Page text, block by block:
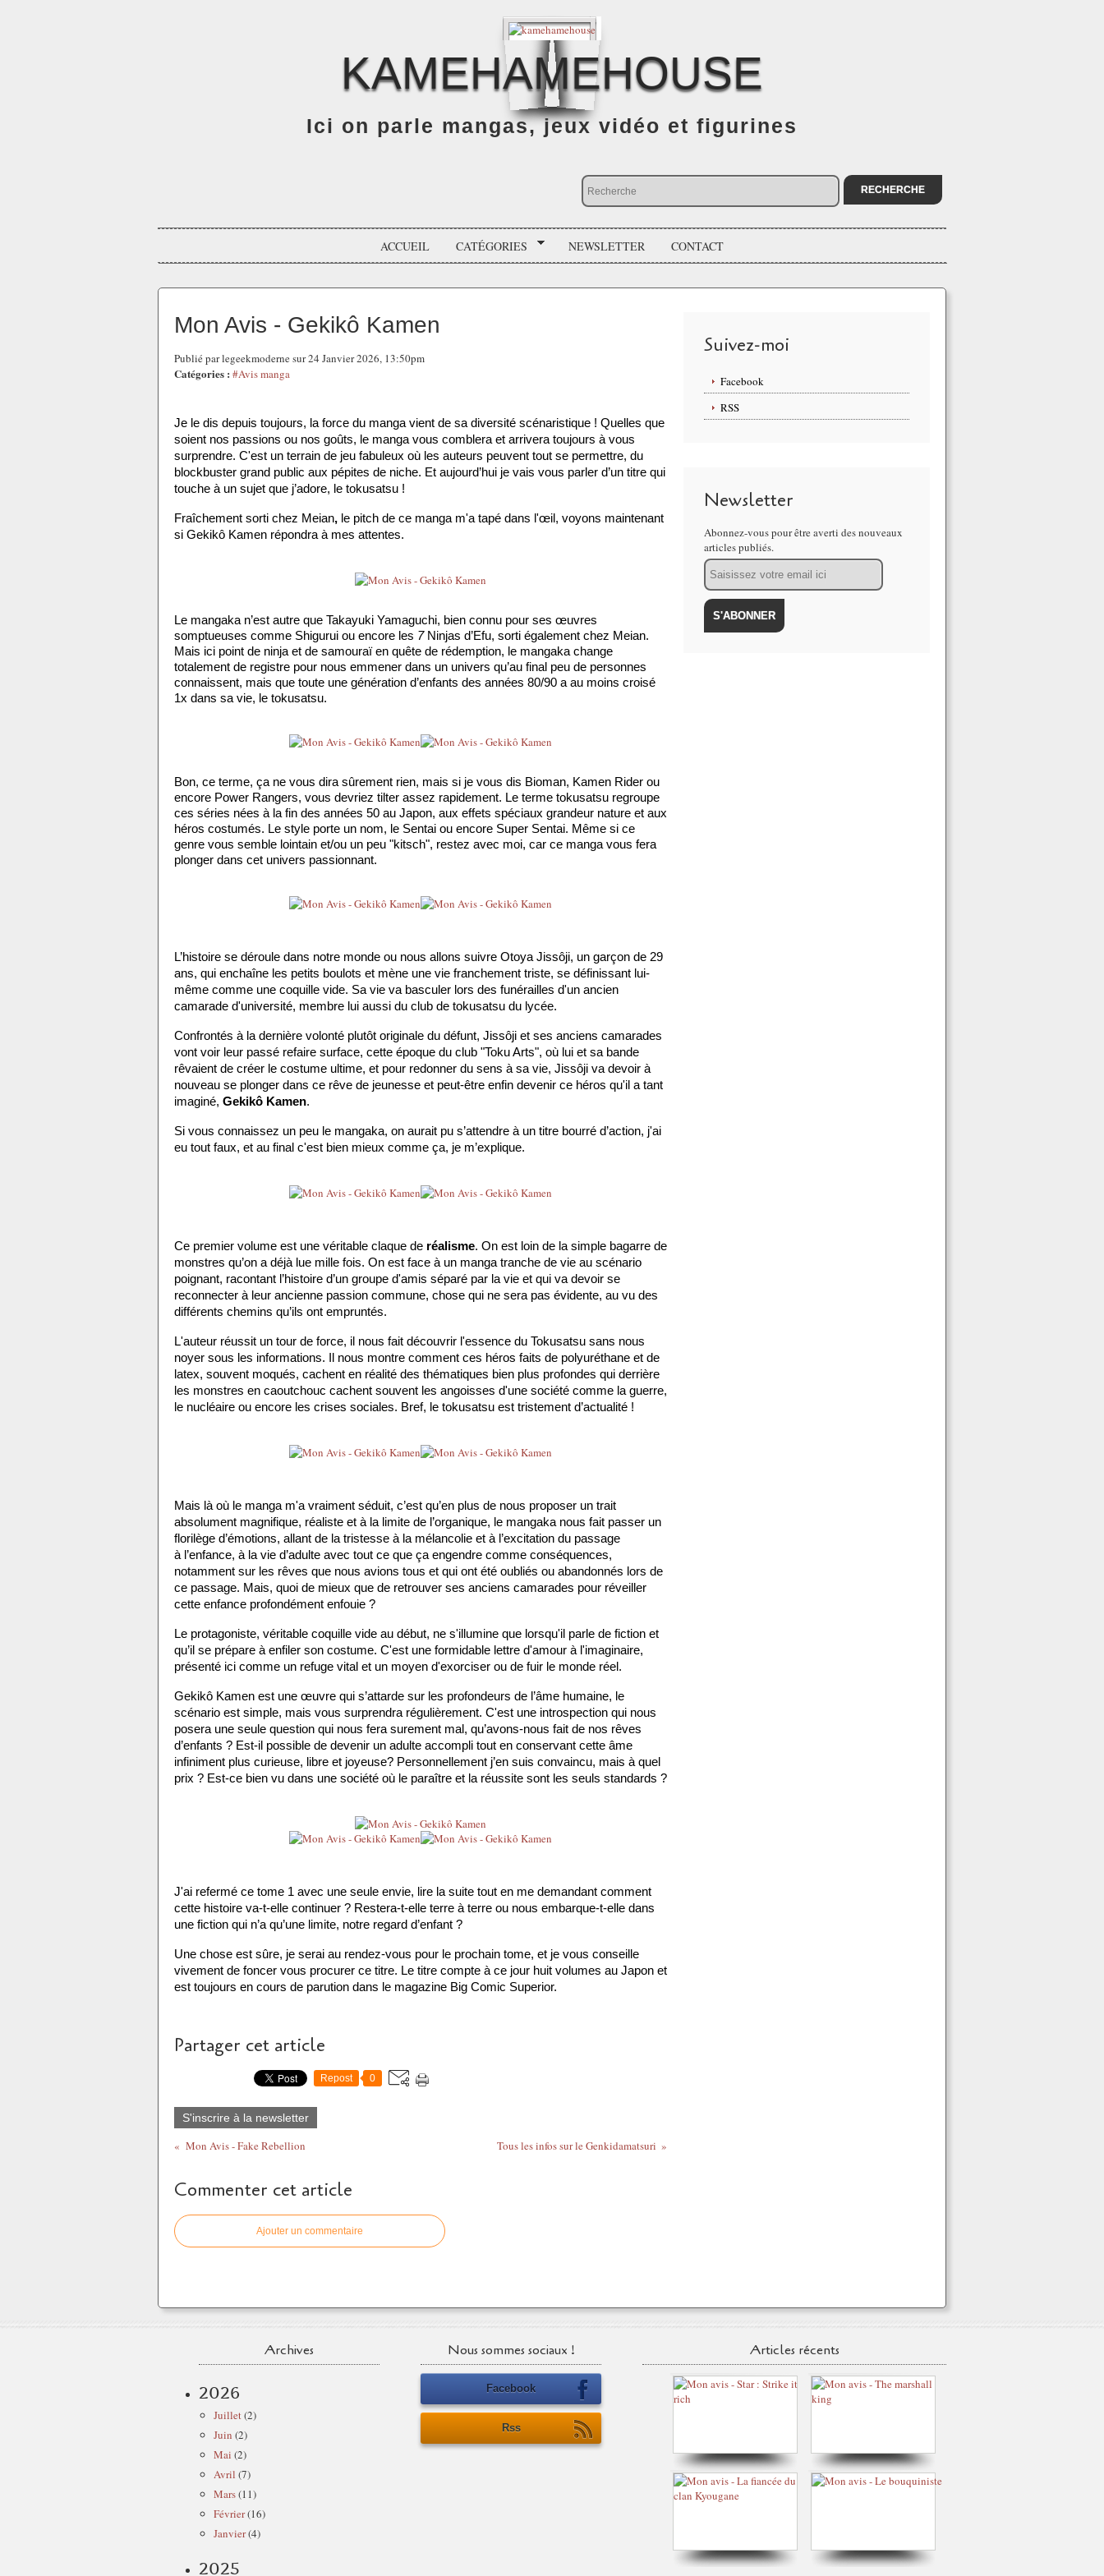
KAMEHAMEHOUSE
Ici on parle mangas, jeux vidéo et figurines
ACCUEIL CATÉGORIES NEWSLETTER CONTACT
Mon Avis - Gekikô Kamen
Publié par legeekmoderne sur 24 Janvier 2026, 13:50pm
Catégories : #Avis manga
Je le dis depuis toujours, la force du manga vient de sa diversité scénaristique ! Quelles que
soient nos passions ou nos goûts, le manga vous comblera et arrivera toujours à vous
surprendre. C'est un terrain de jeu fabuleux où les auteurs peuvent tout se permettre, du
blockbuster grand public aux pépites de niche. Et aujourd’hui je vais vous parler d’un titre qui
touche à un sujet que j’adore, le tokusatsu !
Fraîchement sorti chez Meian, le pitch de ce manga m'a tapé dans l'œil, voyons maintenant
si Gekikô Kamen répondra à mes attentes.
Le mangaka n’est autre que Takayuki Yamaguchi, bien connu pour ses œuvres
somptueuses comme Shigurui ou encore les 7 Ninjas d’Efu, sorti également chez Meian.
Mais ici point de ninja et de samouraï en quête de rédemption, le mangaka change
totalement de registre pour nous emmener dans un univers qu’au final peu de personnes
connaissent, mais que toute une génération d’enfants des années 80/90 a au moins croisé
1x dans sa vie, le tokusatsu.
Bon, ce terme, ça ne vous dira sûrement rien, mais si je vous dis Bioman, Kamen Rider ou
encore Power Rangers, vous devriez tilter assez rapidement. Le terme tokusatsu regroupe
ces séries nées à la fin des années 50 au Japon, aux effets spéciaux grandeur nature et aux
héros costumés. Le style porte un nom, le Sentai ou encore Super Sentai. Même si ce
genre vous semble lointain et/ou un peu "kitsch", restez avec moi, car ce manga vous fera
plonger dans cet univers passionnant.
L’histoire se déroule dans notre monde ou nous allons suivre Otoya Jissôji, un garçon de 29
ans, qui enchaîne les petits boulots et mène une vie franchement triste, se définissant lui-
même comme une coquille vide. Sa vie va basculer lors des funérailles d'un ancien
camarade d'université, membre lui aussi du club de tokusatsu du lycée.
Confrontés à la dernière volonté plutôt originale du défunt, Jissôji et ses anciens camarades
vont voir leur passé refaire surface, cette époque du club "Toku Arts", où lui et sa bande
rêvaient de créer le costume ultime, et pour redonner du sens à sa vie, Jissôji va devoir à
nouveau se plonger dans ce rêve de jeunesse et peut-être enfin devenir ce héros qu'il a tant
imaginé, Gekikô Kamen.
Si vous connaissez un peu le mangaka, on aurait pu s’attendre à un titre bourré d’action, j'ai
eu tout faux, et au final c'est bien mieux comme ça, je m’explique.
Ce premier volume est une véritable claque de réalisme. On est loin de la simple bagarre de
monstres qu’on a déjà lue mille fois. On est face à un manga tranche de vie au scénario
poignant, racontant l’histoire d’un groupe d'amis séparé par la vie et qui va devoir se
reconnecter à leur ancienne passion commune, chose qui ne sera pas évidente, au vu des
différents chemins qu’ils ont empruntés.
L'auteur réussit un tour de force, il nous fait découvrir l'essence du Tokusatsu sans nous
noyer sous les informations. Il nous montre comment ces héros faits de polyuréthane et de
latex, souvent moqués, cachent en réalité des thématiques bien plus profondes qui derrière
les monstres en caoutchouc cachent souvent les angoisses d'une société comme la guerre,
le nucléaire ou encore les crises sociales. Bref, le tokusatsu est tristement d’actualité !
Mais là où le manga m'a vraiment séduit, c’est qu’en plus de nous proposer un trait
absolument magnifique, réaliste et à la limite de l’organique, le mangaka nous fait passer un
florilège d’émotions, allant de la tristesse à la mélancolie et à l’excitation du passage
à l’enfance, à la vie d’adulte avec tout ce que ça engendre comme conséquences,
notamment sur les rêves que nous avions tous et qui ont été oubliés ou abandonnés lors de
ce passage. Mais, quoi de mieux que de retrouver ses anciens camarades pour réveiller
cette enfance profondément enfouie ?
Le protagoniste, véritable coquille vide au début, ne s'illumine que lorsqu'il parle de fiction et
qu’il se prépare à enfiler son costume. C'est une formidable lettre d'amour à l'imaginaire,
présenté ici comme un refuge vital et un moyen d'exorciser ou de fuir le monde réel.
Gekikô Kamen est une œuvre qui s’attarde sur les profondeurs de l’âme humaine, le
scénario est simple, mais vous surprendra régulièrement. C'est une introspection qui nous
posera une seule question qui nous fera surement mal, qu’avons-nous fait de nos rêves
d’enfants ? Est-il possible de devenir un adulte accompli tout en conservant cette âme
infiniment plus curieuse, libre et joyeuse? Personnellement j’en suis convaincu, mais à quel
prix ? Est-ce bien vu dans une société où le paraître et la réussite sont les seuls standards ?
J'ai refermé ce tome 1 avec une seule envie, lire la suite tout en me demandant comment
cette histoire va-t-elle continuer ? Restera-t-elle terre à terre ou nous embarque-t-elle dans
une fiction qui n’a qu’une limite, notre regard d’enfant ?
Une chose est sûre, je serai au rendez-vous pour le prochain tome, et je vous conseille
vivement de foncer vous procurer ce titre. Le titre compte à ce jour huit volumes au Japon et
est toujours en cours de parution dans le magazine Big Comic Superior.
Partager cet article
Repost 0
S'inscrire à la newsletter
Mon Avis - Fake Rebellion Tous les infos sur le Genkidamatsuri
Commenter cet article
Ajouter un commentaire
Suivez-moi
Facebook
RSS
Newsletter
Abonnez-vous pour être averti des nouveaux
articles publiés.
Email
Archives
2026
Juillet(2)
Juin (2)
Mai (2)
Avril (7)
Mars(11)
Février(16)
Janvier(4)
2025
Nous sommes sociaux !
Facebook
Rss
Articles récents